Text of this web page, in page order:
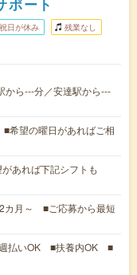
ポート
日が休み 残業なし
から---分／安達駅から---
希望の曜日があればご相
あれば下記シフトも
2カ月～ ■ご応募から最短
払いOK ■扶養内OK ■